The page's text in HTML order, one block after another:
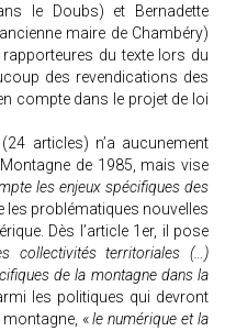
le Doubs) et Bernadette
maire de Chambéry)
du texte lors du
des revendications des
compte dans le projet de loi
articles) n’a aucunement
de 1985, mais vise
les enjeux spécifiques des
les problématiques nouvelles
Dès l’article 1er, il pose
collectivités territoriales (…)
de la montagne dans la
les politiques qui devront
«le numérique et la